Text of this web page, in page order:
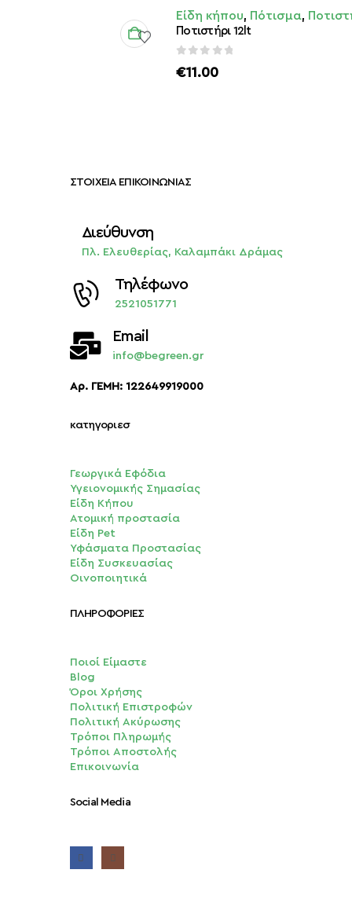
Αυτό
το
προϊόν
πολλαπλές
στη
Είδη κήπου, Πότισμα,
Ποτιστήρι 12lt
€11.00
ΣΤΟΙΧΕΙΑ ΕΠΙΚΟΙΝΩΝΙΑΣ
Διεύθυνση
Πλ. Ελευθερίας, Καλαμπάκι Δράμας
Τηλέφωνο
2521051771
Email
info@begreen.gr
Αρ. ΓΕΜΗ: 122649919000
κατηγοριεσ
Γεωργικά Εφόδια
Υγειονομικής Σημασίας
Είδη Κήπου
Ατομική προστασία
Είδη Pet
Υφάσματα Προστασίας
Είδη Συσκευασίας
Οινοποιητικά
ΠΛΗΡΟΦΟΡΙΕΣ
Ποιοί Είμαστε
Blog
Όροι Χρήσης
Πολιτική Επιστροφών
Πολιτική Ακύρωσης
Τρόποι Πληρωμής
Τρόποι Αποστολής
Επικοινωνία
Social Media